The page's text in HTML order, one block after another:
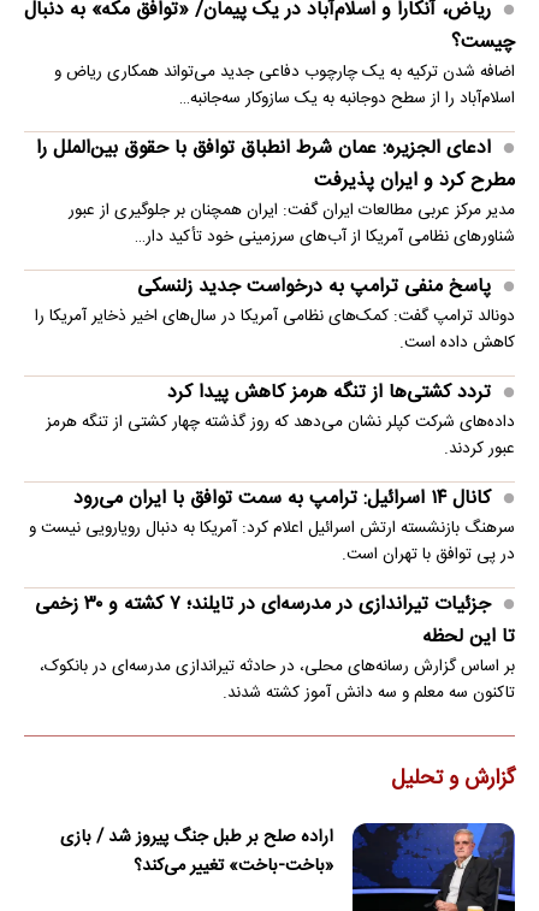
ریاض، آنکارا و اسلام‌آباد در یک پیمان/ «توافق مکه» به دنبال
چیست؟
اضافه شدن ترکیه به یک چارچوب دفاعی جدید می‌تواند همکاری ریاض و
اسلام‌آباد را از سطح دوجانبه به یک سازوکار سه‌جانبه…
ادعای الجزیره: عمان شرط انطباق توافق با حقوق بین‌الملل را
مطرح کرد و ایران پذیرفت
مدیر مرکز عربی مطالعات ایران گفت: ایران همچنان بر جلوگیری از عبور
شناورهای نظامی آمریکا از آب‌های سرزمینی خود تأکید دار…
پاسخ منفی ترامپ به درخواست جدید زلنسکی
دونالد ترامپ گفت: کمک‌های نظامی آمریکا در سال‌های اخیر ذخایر آمریکا را
کاهش داده است.
تردد کشتی‌ها از تنگه هرمز کاهش پیدا کرد
داده‌های شرکت کپلر نشان می‌دهد که روز گذشته چهار کشتی از تنگه هرمز
عبور کردند.
کانال ۱۴ اسرائیل: ترامپ به سمت توافق با ایران می‌رود
سرهنگ بازنشسته ارتش اسرائیل اعلام کرد: آمریکا به دنبال رویارویی نیست و
در پی توافق با تهران است.
جزئیات تیراندازی در مدرسه‌ای در تایلند؛ ۷ کشته و ۳۰ زخمی
تا این لحظه
بر اساس گزارش رسانه‌های محلی، در حادثه تیراندازی مدرسه‌ای در بانکوک،
تاکنون سه معلم و سه دانش آموز کشته شدند.
گزارش و تحلیل
اراده صلح بر طبل جنگ پیروز شد / بازی
«باخت-باخت» تغییر می‌کند؟